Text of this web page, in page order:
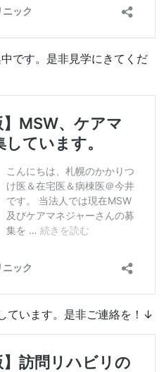
です。是非見学にきてくだ
ています。是非ご連絡を！↓